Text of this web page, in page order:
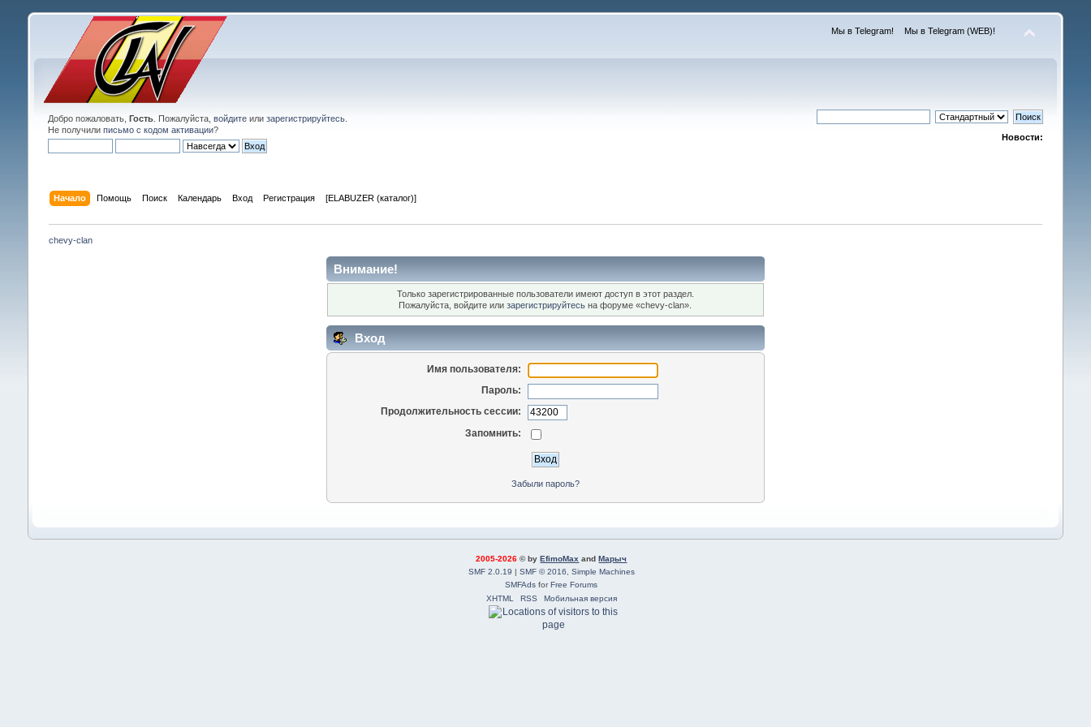
Мы в Telegram! Мы в Telegram (WEB)!
Добро пожаловать, Гость. Пожалуйста, войдитеили зарегистрируйтесь.
Не получили письмо с кодом активации?
Новости:
Начало Помощь Поиск Календарь Вход Регистрация [ELABUZER (каталог)]
chevy-clan
Внимание!
Только зарегистрированные пользователи имеют доступ в этот раздел.
Пожалуйста, войдите илизарегистрируйтесь на форуме «chevy-clan».
Вход
Имя пользователя:
Пароль:
Продолжительность сессии:
Запомнить:
Забыли пароль?
2005-2026 © byEfimoMax andМарыч
SMF 2.0.19 | SMF © 2016
Simple Machines
SMFAds forFree Forums
XHTML
RSS Мобильная версия